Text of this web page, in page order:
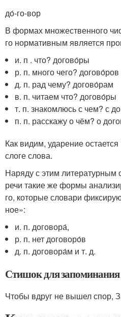
до́-го-вор
В фор­мах мно­же­ствен­но­го
го нор­ма­тив­ным явля­ет­ся
и. п . что? догово́ры
р. п. мно­го чего? догово́ров
д. п. рад чему? догово́рам
в. п. чита­ем что? догово́ры
т. п. зна­ком­люсь с чем? с
п. п. рас­ска­жу о чём? о
Как видим, уда­ре­ние
сло­ге сло­ва.
Наряду с этим лите­ра­тур­ным
речи такие же фор­мы
го, кото­рые сло­ва­ри
ное»:
и. п. дого­во­ра́,
р. п. нет договоро́в
д. п. договора́м и т. д.
Стишок для запоминания
Чтобы вдруг не вышел спор,